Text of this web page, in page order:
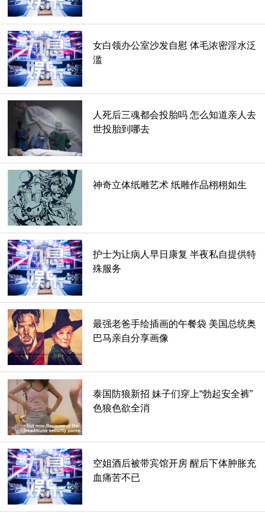
苗族的蛊术中还有一种比较恐怖的血婴蛊，能够让死婴复活，
类似于下降头中的养小鬼，但是这个养蛊的过程却是很残忍
的，因为需要一个夭折的婴儿，哪里有那么多夭折的婴儿呢，
一些不怀好意的人就会使刚出生的婴儿半路夭折，血婴还需要
一个未满十五岁的黄花闺女的血来喂养，而血婴睁开眼睛之后
这个女孩就会成为活蛊，是该婴儿的培养皿。这也是苗族蛊术
的一个真实蛊术。
女白领办公室沙发自慰 体毛浓密淫水泛
滥
人死后三魂都会投胎吗 怎么知道亲人去
世投胎到哪去
神奇立体纸雕艺术 纸雕作品栩栩如生
护士为让病人早日康复 半夜私自提供特
殊服务
最强老爸手绘插画的午餐袋 美国总统奥
巴马亲自分享画像
泰国防狼新招 妹子们穿上“勃起安全裤”
色狼色欲全消
空姐酒后被带宾馆开房 醒后下体肿胀充
血痛苦不已